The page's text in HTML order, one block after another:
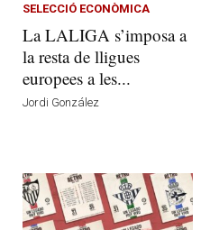
SELECCIÓ ECONÒMICA
La LALIGA s’imposa a
la resta de lligues
europees a les...
Jordi González